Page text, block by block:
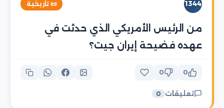
1344 📜 تاريخية
من الرئيس الأمريكي الذي حدثت في
عهده فضيحة إيران جيت؟
0
0
تعليقات 0